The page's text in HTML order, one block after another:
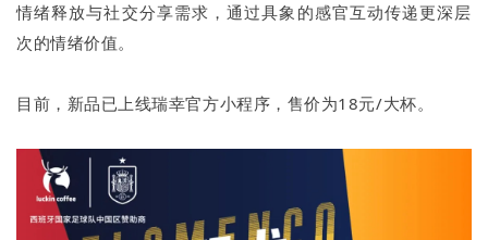
情绪释放与社交分享需求，通过具象的感官互动传递更深层
次的情绪价值。
目前，新品已上线瑞幸官方小程序，售价为18元/大杯。